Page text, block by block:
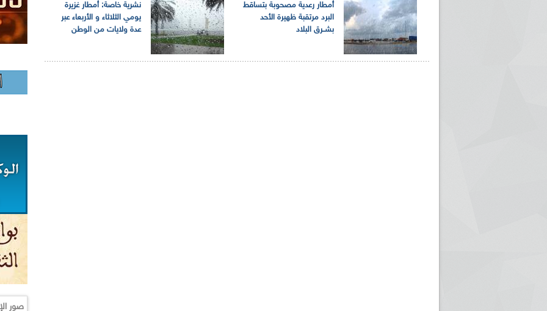
نشرية خاصة: أمطار غزيرة
يومي الثلاثاء و الأربعاء عبر
عدة ولايات من الوطن
أمطار رعدية مصحوبة بتساقط
البرد مرتقبة ظهيرة الأحد
بشــرق البلاد
صور